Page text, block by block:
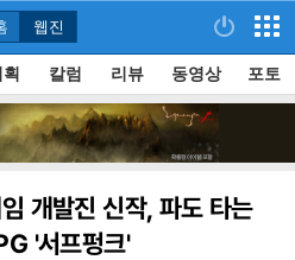
웹진
칼럼 리뷰 동영상 포토
개발진 신작, 파도 타는
'서프펑크'